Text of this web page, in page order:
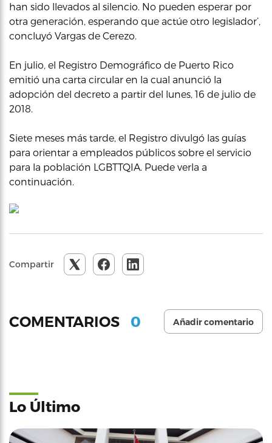
han sido llevados al silencio. No pueden esperar por
otra generación, esperando que actúe otro legislador’,
concluyó Vargas de Cerezo.
En julio, el Registro Demográfico de Puerto Rico
emitió una carta circular en la cual anunció la
adopción del decreto a partir del lunes, 16 de julio de
2018.
Siete meses más tarde, el Registro divulgó las guías
para orientar a empleados públicos sobre el servicio
para la población LGBTTQIA. Puede verla a
continuación.
Compartir
COMENTARIOS 0 Añadir comentario
Lo Último